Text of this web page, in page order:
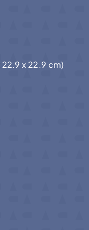
22.9 x 22.9 cm)